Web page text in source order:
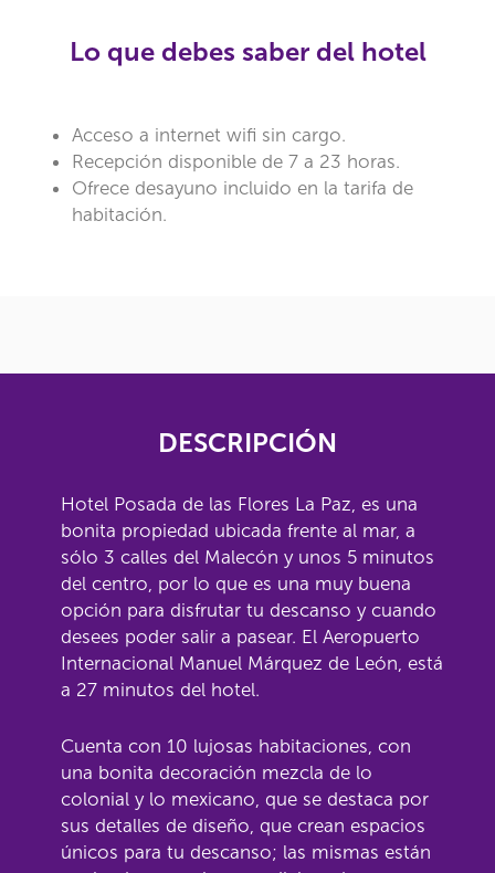
Lo que debes saber del hotel
Acceso a internet wifi sin cargo.
Recepción disponible de 7 a 23 horas.
Ofrece desayuno incluido en la tarifa de
habitación.
DESCRIPCIÓN
Hotel Posada de las Flores La Paz, es una
bonita propiedad ubicada frente al mar, a
sólo 3 calles del Malecón y unos 5 minutos
del centro, por lo que es una muy buena
opción para disfrutar tu descanso y cuando
desees poder salir a pasear. El Aeropuerto
Internacional Manuel Márquez de León, está
a 27 minutos del hotel.
Cuenta con 10 lujosas habitaciones, con
una bonita decoración mezcla de lo
colonial y lo mexicano, que se destaca por
sus detalles de diseño, que crean espacios
únicos para tu descanso; las mismas están